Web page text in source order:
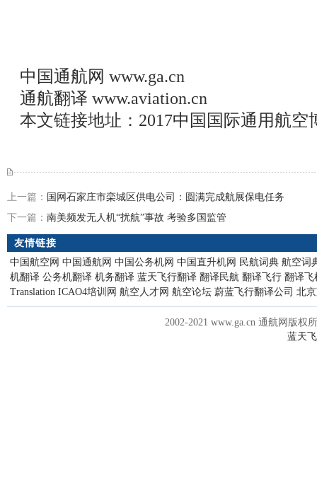
中国通航网 www.ga.cn
通航翻译 www.aviation.cn
本文链接地址： 2017中国国际通用航
上一篇： 国网石家庄市栾城区供电公司：圆满完成航展保电任务
下一篇： 南美频发无人机“扰航”事故 考验多国监管
友情链接
中国航空网 中国通航网 中国公务机网 中国直升机网 民航词典 航空词
机翻译 公务机翻译 机务翻译 蓝天飞行翻译 翻译民航 翻译飞行 翻译飞
Translation ICAO4培训网 航空人才网 航空论坛 蔚蓝飞行翻译公司 北
2002-2021 www.ga.cn 通航网版权
蓝天